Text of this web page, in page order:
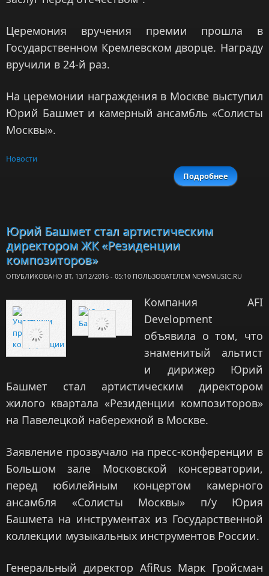
Церемония вручения премии прошла в
Государственном Кремлевском дворце. Награду
вручили в 24-й раз.
На церемонии награждения в Москве выступил
Юрий Башмет и камерный ансамбль «Солисты
Москвы».
Новости
Подробнее
Юрий Башмет стал артистическим
директором ЖК «Резиденции
композиторов»
ОПУБЛИКОВАНО ВТ, 13/12/2016 - 05:10 ПОЛЬЗОВАТЕЛЕМ NEWSMUSIC.RU
Компания AFI
Development
объявила о том, что
знаменитый альтист
и дирижер Юрий
Башмет стал артистическим директором
жилого квартала «Резиденции композиторов»
на Павелецкой набережной в Москве.
Заявление прозвучало на пресс-конференции в
Большом зале Московской консерватории,
перед юбилейным концертом камерного
ансамбля «Солисты Москвы» п/у Юрия
Башмета на инструментах из Государственной
коллекции музыкальных инструментов России.
Генеральный директор AfiRus Марк Гройсман